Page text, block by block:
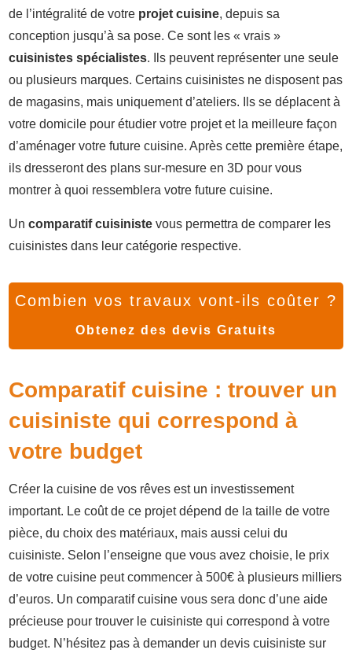
de l’intégralité de votre projet cuisine, depuis sa
conception jusqu’à sa pose. Ce sont les « vrais »
cuisinistes spécialistes. Ils peuvent représenter une seule
ou plusieurs marques. Certains cuisinistes ne disposent pas
de magasins, mais uniquement d’ateliers. Ils se déplacent à
votre domicile pour étudier votre projet et la meilleure façon
d’aménager votre future cuisine. Après cette première étape,
ils dresseront des plans sur-mesure en 3D pour vous
montrer à quoi ressemblera votre future cuisine.
Un comparatif cuisiniste vous permettra de comparer les
cuisinistes dans leur catégorie respective.
Combien vos travaux vont-ils coûter ?
Obtenez des devis Gratuits
Comparatif cuisine : trouver un
cuisiniste qui correspond à
votre budget
Créer la cuisine de vos rêves est un investissement
important. Le coût de ce projet dépend de la taille de votre
pièce, du choix des matériaux, mais aussi celui du
cuisiniste. Selon l’enseigne que vous avez choisie, le prix
de votre cuisine peut commencer à 500€ à plusieurs milliers
d’euros. Un comparatif cuisine vous sera donc d’une aide
précieuse pour trouver le cuisiniste qui correspond à votre
budget. N’hésitez pas à demander un devis cuisiniste sur